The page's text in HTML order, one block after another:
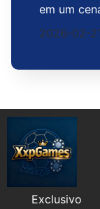
em um
2026-02-21
Exclusivo